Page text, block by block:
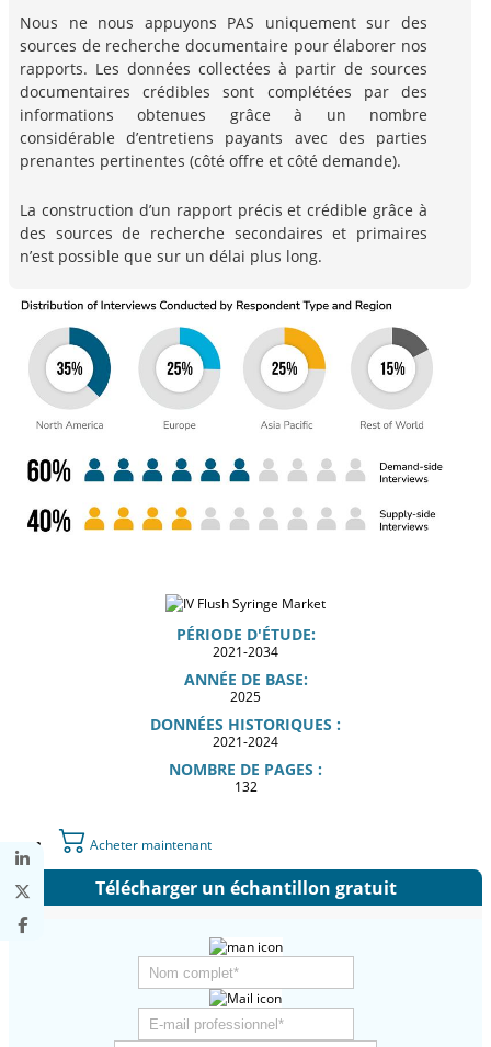
Nous ne nous appuyons PAS uniquement sur des
sources de recherche documentaire pour élaborer nos
rapports. Les données collectées à partir de sources
documentaires crédibles sont complétées par des
informations obtenues grâce à un nombre
considérable d’entretiens payants avec des parties
prenantes pertinentes (côté offre et côté demande).
La construction d’un rapport précis et crédible grâce à
des sources de recherche secondaires et primaires
n’est possible que sur un délai plus long.
PÉRIODE D'ÉTUDE:
2021-2034
ANNÉE DE BASE:
2025
DONNÉES HISTORIQUES :
2021-2024
NOMBRE DE PAGES :
132
Acheter maintenant
Télécharger un échantillon gratuit